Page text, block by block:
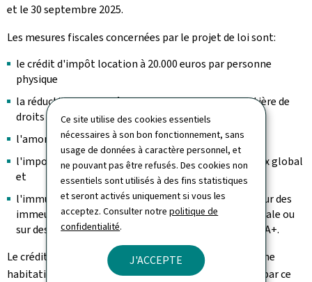
Ce site utilise des cookies essentiels
nécessaires à son bon fonctionnement, sans
usage de données à caractère personnel, et
ne pouvant pas être refusés. Des cookies non
essentiels sont utilisés à des fins statistiques
et seront activés uniquement si vous les
acceptez. Consulter notrepolitique de
confidentialité.
J'ACCEPTE
et le 30 septembre 2025.
Les mesures fiscales concernées par le projet de loi sont:
le crédit d'impôt location à 20.000 euros par personne
physique
la réduction de moitié de la base imposable en matière de
droits d'enregistrement et de transcription
l'amortissement accéléré à 6 %
l'imposition des bénéfices de cession au quart du taux global
et
l'immunisation de la plus-value en cas de transfert sur des
immeubles utilisés à des fins de gestion locative sociale ou
sur des bâtiments d'habitation atteignant le niveau A+.
Le crédit d'impôt "Bëllegen Akt" pour l'acquisition d'une
habitation à des fins personnelles n'est pas concerné par ce